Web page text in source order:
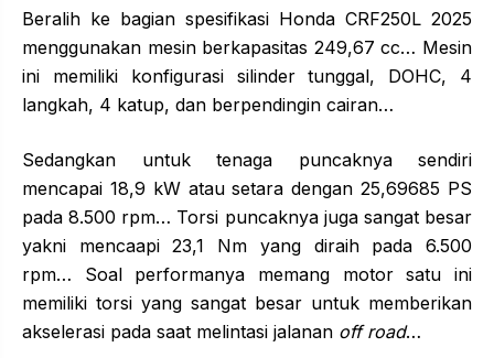
Beralih ke bagian spesifikasi Honda CRF250L 2025
menggunakan mesin berkapasitas 249,67 cc… Mesin
ini memiliki konfigurasi silinder tunggal, DOHC, 4
langkah, 4 katup, dan berpendingin cairan…
Sedangkan untuk tenaga puncaknya sendiri
mencapai 18,9 kW atau setara dengan 25,69685 PS
pada 8.500 rpm… Torsi puncaknya juga sangat besar
yakni mencaapi 23,1 Nm yang diraih pada 6.500
rpm… Soal performanya memang motor satu ini
memiliki torsi yang sangat besar untuk memberikan
akselerasi pada saat melintasi jalanan off road…